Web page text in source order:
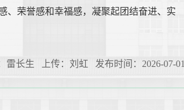
、荣誉感和幸福感，凝聚起团结奋进、实
雷长生 上传：刘虹 发布时间：2026-07-01